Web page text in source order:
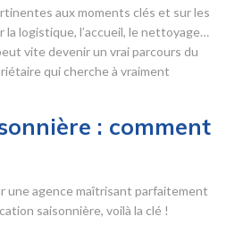
aux moments clés et sur les
la logistique, l’accueil, le nettoyage…
vite devenir un vrai parcours du
qui cherche à vraiment
: comment
une agence maîtrisant parfaitement
saisonnière, voilà la clé !